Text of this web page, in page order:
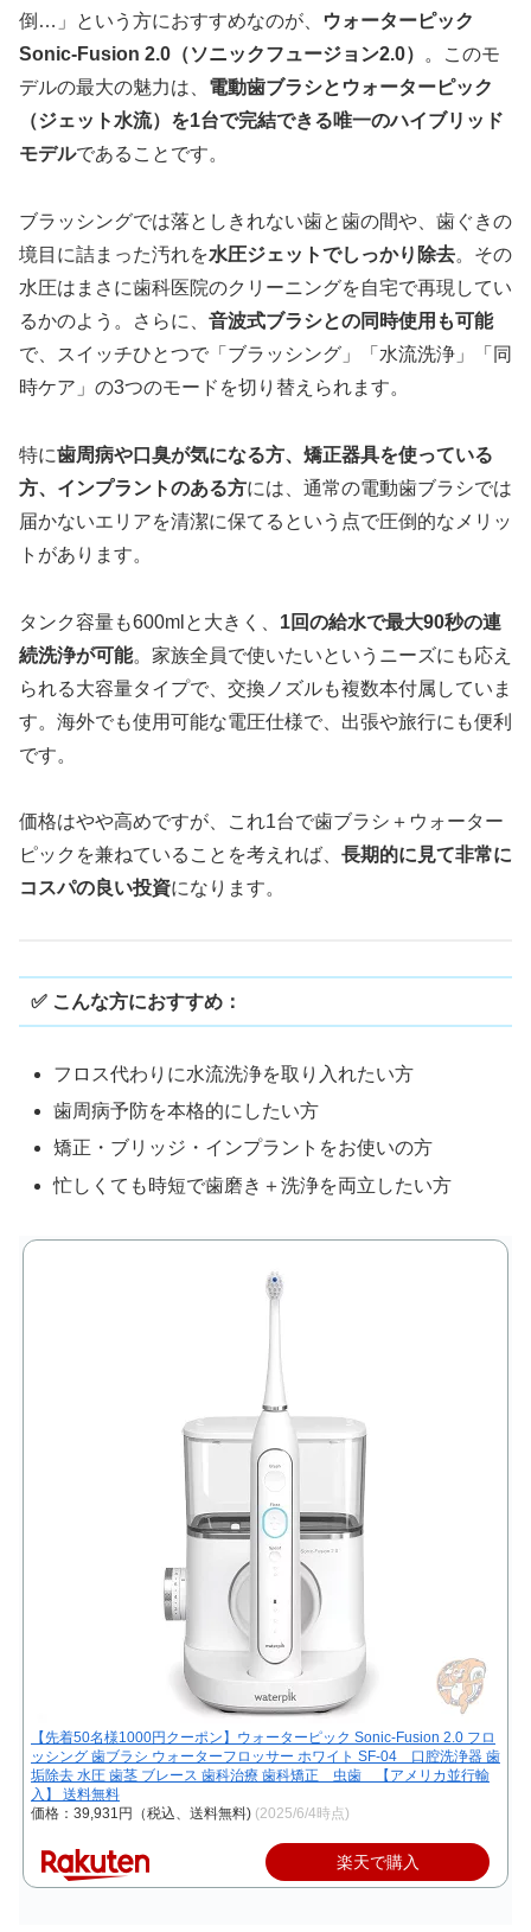
倒…」という方におすすめなのが、
ウォーターピック
Sonic-Fusion 2.0（ソニックフュージョン2.0）
。このモ
デルの最大の魅力は、 電動歯ブラシとウォーターピック
（ジェット水流）を1台で完結できる唯一のハイブリッド
モデルであることです。
ブラッシングでは落としきれない歯と歯の間や、歯ぐきの
境目に詰まった汚れを水圧ジェットでしっかり除去。その
水圧はまさに歯科医院のクリーニングを自宅で再現してい
るかのよう。さらに、 音波式ブラシとの同時使用も可能
で、スイッチひとつで「ブラッシング」「水流洗浄」「同
時ケア」の3つのモードを切り替えられます。
特に歯周病や口臭が気になる方、矯正器具を使っている
方、インプラントのある方には、通常の電動歯ブラシでは
届かないエリアを清潔に保てるという点で圧倒的なメリッ
トがあります。
タンク容量も600mlと大きく、 1回の給水で最大90秒の連
続洗浄が可能。家族全員で使いたいというニーズにも応え
られる大容量タイプで、交換ノズルも複数本付属していま
す。海外でも使用可能な電圧仕様で、出張や旅行にも便利
です。
価格はやや高めですが、これ1台で歯ブラシ＋ウォーター
ピックを兼ねていることを考えれば、 長期的に見て非常に
コスパの良い投資になります。
✅ こんな方におすすめ：
フロス代わりに水流洗浄を取り入れたい方
歯周病予防を本格的にしたい方
矯正・ブリッジ・インプラントをお使いの方
忙しくても時短で歯磨き＋洗浄を両立したい方
【先着50名様1000円クーポン】ウォーターピック Sonic-Fusion 2.0 フロ
ッシング 歯ブラシ ウォーターフロッサー ホワイト SF-04 口腔洗浄器 歯
垢除去 水圧 歯茎 ブレース 歯科治療 歯科矯正 虫歯 【アメリカ並行輸
入】 送料無料
価格：39,931円（税込、送料無料) (2025/6/4時点)
楽天で購入